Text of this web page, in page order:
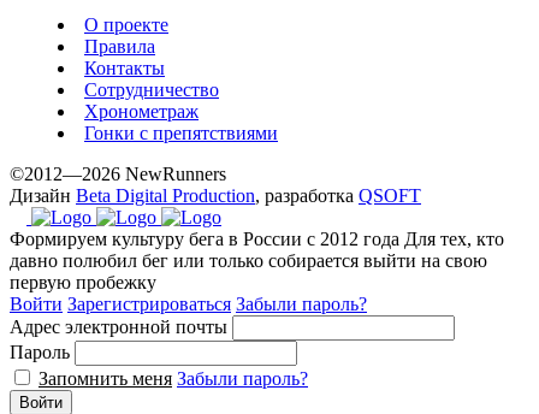
О проекте
Правила
Контакты
Сотрудничество
Хронометраж
Гонки с препятствиями
©2012—2026 NewRunners
Дизайн Beta Digital Production, разработка QSOFT
Формируем культуру бега в России с 2012 года Для тех, кто
давно полюбил бег или только собирается выйти на свою
первую пробежку
Войти Зарегистрироваться Забыли пароль?
Адрес электронной почты
Пароль
Запомнить меня Забыли пароль?
Войти